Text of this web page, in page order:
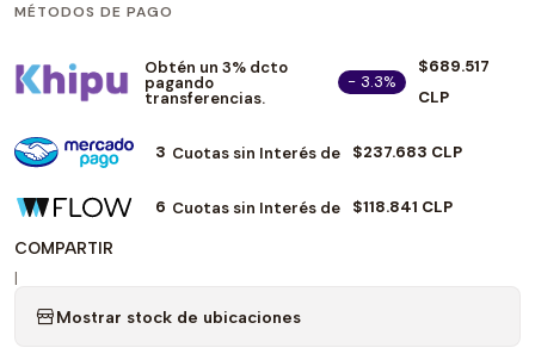
MÉTODOS DE PAGO
Obtén un 3% dcto
pagando
transferencias.
- 3.3%
$689.517
CLP
3 Cuotas sin Interés de $237.683 CLP
6 Cuotas sin Interés de $118.841 CLP
COMPARTIR
|
Mostrar stock de ubicaciones